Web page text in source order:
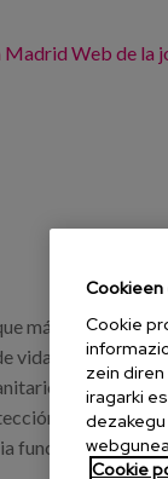
Madrid Web de la
más
vida de los
entre
económica
funcional.
Cookieen
Cookie
zein
iragarki
Cookie